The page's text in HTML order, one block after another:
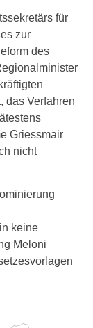
für
zur
des
das Verfahren
Griessmair
nicht
keine
Meloni